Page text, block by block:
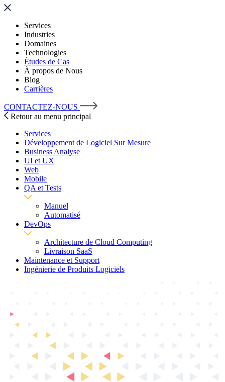
Services
Industries
Domaines
Technologies
Études de Cas
À propos de Nous
Blog
Carrières
CONTACTEZ-NOUS
Retour au menu principal
Services
Développement de Logiciel Sur Mesure
Business Analyse
UI et UX
Web
Mobile
QA et Tests
Manuel
Automatisé
DevOps
Architecture de Cloud Computing
Livraison SaaS
Maintenance et Support
Ingénierie de Produits Logiciels